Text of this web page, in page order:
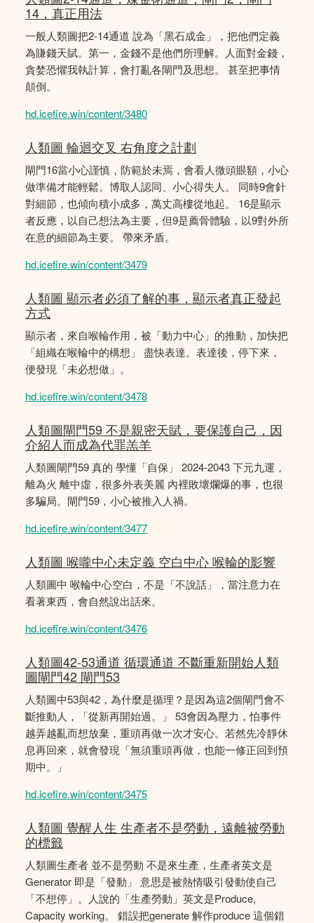
14，真正用法
一般人類圖把2-14通道 說為「黑石成金」，把他們定義
為賺錢天賦。第一，金錢不是他們所理解。人面對金錢，
貪婪恐懼我執計算，會打亂各閘門及思想。 甚至把事情
顛倒。
hd.icefire.win/content/3480
人類圖 輪迴交叉 右角度之計劃
閘門16當小心謹慎，防範於未焉，會看人微頭眼額，小心
做準備才能輕鬆。博取人認同、小心得失人。 同時9會針
對細節，也傾向積小成多，萬丈高樓從地起。 16是顯示
者反應，以自己想法為主要，但9是薦骨體驗，以9對外所
在意的細節為主要。 帶來矛盾。
hd.icefire.win/content/3479
人類圖 顯示者必須了解的事，顯示者真正發起
方式
顯示者，來自喉輪作用，被「動力中心」的推動，加快把
「組織在喉輪中的構想」 盡快表達。表達後，停下來，
便發現「未必想做」。
hd.icefire.win/content/3478
人類圖閘門59 不是親密天賦，要保護自己，因
介紹人而成為代罪羔羊
人類圖閘門59 真的 學懂「自保」 2024-2043 下元九運，
離為火 離中虛，很多外表美麗 內裡敗壞爛爆的事，也很
多騙局。閘門59，小心被推入人禍。
hd.icefire.win/content/3477
人類圖 喉嚨中心未定義 空白中心 喉輪的影響
人類圖中 喉輪中心空白，不是「不說話」，當注意力在
看著東西，會自然說出話來。
hd.icefire.win/content/3476
人類圖42-53通道 循環通道 不斷重新開始人類
圖閘門42 閘門53
人類圖中53與42，為什麼是循理？是因為這2個閘門會不
斷推動人，「從新再開始過。」 53會因為壓力，怕事件
越弄越亂而想放棄，重頭再做一次才安心。若然先冷靜休
息再回來，就會發現「無須重頭再做，也能一修正回到預
期中。」
hd.icefire.win/content/3475
人類圖 覺醒人生 生產者不是勞動，遠離被勞動
的標籤
人類圖生產者 並不是勞動 不是來生產，生產者英文是
Generator 即是「發動」 意思是被熱情吸引發動使自己
「不想停」。人說的「生產勞動」英文是Produce,
Capacity working。 錯誤把generate 解作produce 這個錯